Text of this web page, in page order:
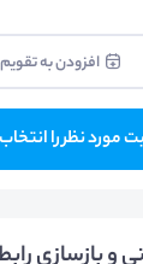
افزودن به تقویم
مورد نظر را